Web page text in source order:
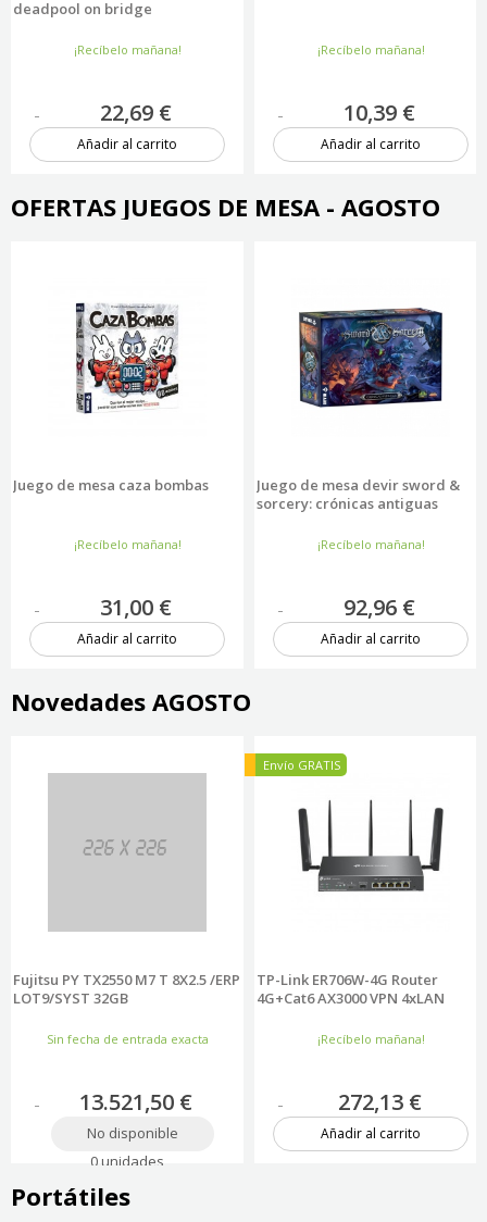
deadpool on bridge
¡Recíbelo mañana!
22,69 €
Añadir al carrito
¡Recíbelo mañana!
10,39 €
Añadir al carrito
OFERTAS JUEGOS DE MESA - AGOSTO
Juego de mesa caza bombas
¡Recíbelo mañana!
31,00 €
Añadir al carrito
Juego de mesa devir sword &
sorcery: crónicas antiguas
¡Recíbelo mañana!
92,96 €
Añadir al carrito
Novedades AGOSTO
Fujitsu PY TX2550 M7 T 8X2.5 /ERP
LOT9/SYST 32GB
Sin fecha de entrada exacta
13.521,50 €
No disponible
0 unidades
Nuevo
TP-Link ER706W-4G Router
4G+Cat6 AX3000 VPN 4xLAN
¡Recíbelo mañana!
272,13 €
Añadir al carrito
Envío GRATIS
Portátiles